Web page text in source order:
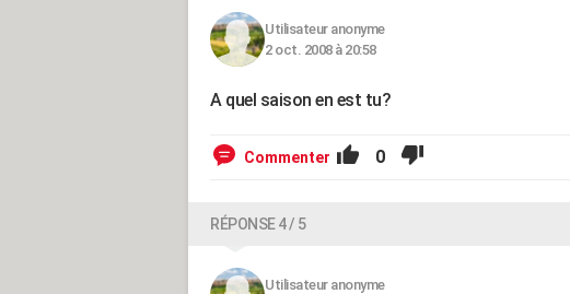
Utilisateur anonyme
2 oct. 2008 à 20:58
A quel saison en est tu?
Commenter 0
RÉPONSE 4 / 5
Utilisateur anonyme